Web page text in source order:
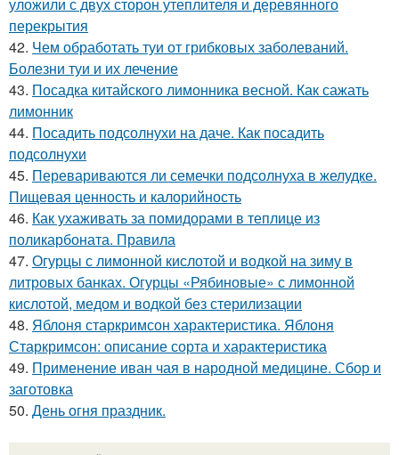
перекрытия
42. Чем обработать туи от грибковых заболеваний.
Болезни туи и их лечение
43. Посадка китайского лимонника весной. Как сажать
лимонник
44. Посадить подсолнухи на даче. Как посадить
подсолнухи
45. Перевариваются ли семечки подсолнуха в желудке.
Пищевая ценность и калорийность
46. Как ухаживать за помидорами в теплице из
поликарбоната. Правила
47. Огурцы с лимонной кислотой и водкой на зиму в
литровых банках. Огурцы «Рябиновые» с лимонной
кислотой, медом и водкой без стерилизации
48. Яблоня старкримсон характеристика. Яблоня
Старкримсон: описание сорта и характеристика
49. Применение иван чая в народной медицине. Сбор и
заготовка
50. День огня праздник.